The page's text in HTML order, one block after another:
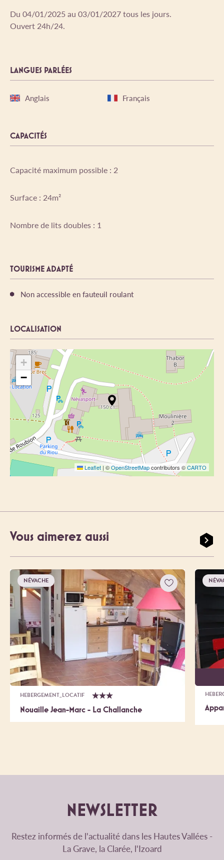
Du 04/01/2025 au 03/01/2027 tous les jours.
Ouvert 24h/24.
LANGUES PARLÉES
Anglais Français
CAPACITÉS
Capacité maximum possible : 2
Surface : 24m²
Nombre de lits doubles : 1
TOURISME ADAPTÉ
Non accessible en fauteuil roulant
LOCALISATION
+
−
Leaflet | ©OpenStreetMapcontributors ©CARTO
Vous aimerez aussi
NÉVACHE
HEBERGEMENT_LOCATIF
Nouaille Jean-Marc - La Challanche
NEWSLETTER
Restez informés de l'actualité dans les Hautes Vallées -
La Grave, la Clarée, l'Izoard